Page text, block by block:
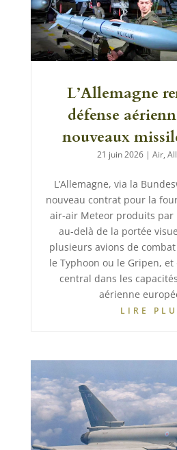
L’Allemagne
défense
nouveaux
21 juin 2026 |Air,
L’Allemagne, via la
nouveau contrat pour la
air-air Meteor produits par
au-delà de la portée
plusieurs avions de
le Typhoon ou le Gripen,
central dans les
aérienne
LIRE